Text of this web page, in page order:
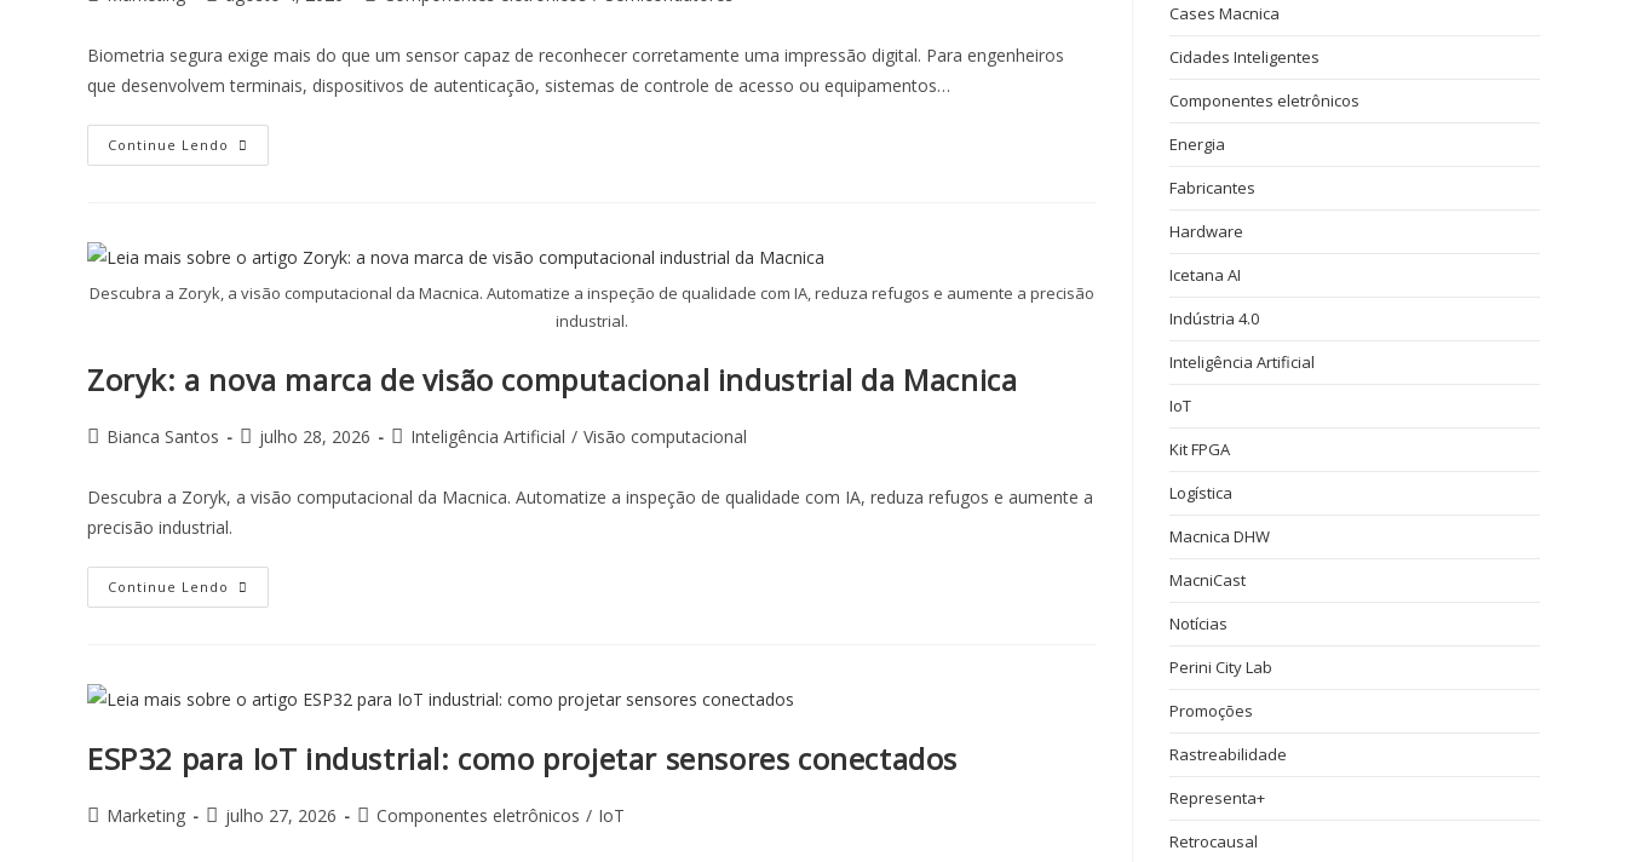
Biometria segura exige mais do que um sensor capaz de reconhecer corretamente uma impressão digital. Para engenheiros
que desenvolvem terminais, dispositivos de autenticação, sistemas de controle de acesso ou equipamentos…
Continue Lendo
Descubra a Zoryk, a visão computacional da Macnica. Automatize a inspeção de qualidade com IA, reduza refugos e aumente a precisão
industrial.
Zoryk: a nova marca de visão computacional industrial da Macnica
Bianca Santos julho 28, 2026 Inteligência Artificial / Visão computacional
Descubra a Zoryk, a visão computacional da Macnica. Automatize a inspeção de qualidade com IA, reduza refugos e aumente a
precisão industrial.
Continue Lendo
ESP32 para IoT industrial: como projetar sensores conectados
Marketing julho 27, 2026 Componentes eletrônicos / IoT
Cases Macnica
Cidades Inteligentes
Componentes eletrônicos
Energia
Fabricantes
Hardware
Icetana AI
Indústria 4.0
Inteligência Artificial
IoT
Kit FPGA
Logística
Macnica DHW
MacniCast
Notícias
Perini City Lab
Promoções
Rastreabilidade
Representa+
Retrocausal